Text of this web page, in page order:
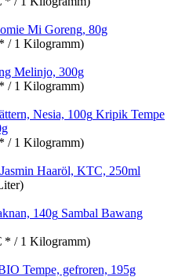
Mi Goreng, 80g
/ 1 Kilogramm)
Melinjo, 300g
/ 1 Kilogramm)
Kripik Tempe
/ 1 Kilogramm)
Jasmin Haaröl, KTC, 250ml
Sambal Bawang
* / 1 Kilogramm)
Tempe, gefroren, 195g